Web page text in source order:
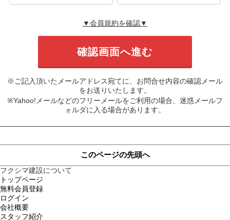
▼会員規約を確認▼
※ご記入頂いたメールアドレス宛てに、お問合せ内容の確認メール
をお送りいたします。
※Yahoo!メールなどのフリーメールをご利用の場合、迷惑メールフ
ォルダに入る場合があります。
このページの先頭へ
フクシマ建設について
トップページ
無料会員登録
ログイン
会社概要
スタッフ紹介